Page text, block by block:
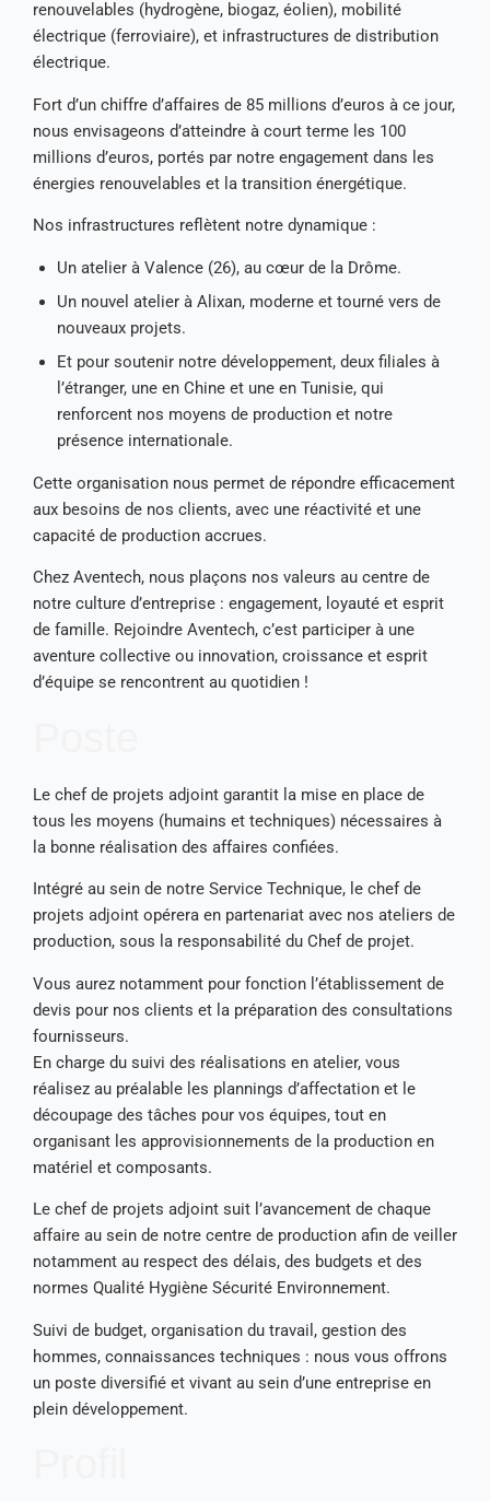
renouvelables (hydrogène, biogaz, éolien), mobilité
électrique (ferroviaire), et infrastructures de distribution
électrique.
Fort d’un chiffre d’affaires de 85 millions d’euros à ce jour,
nous envisageons d’atteindre à court terme les 100
millions d’euros, portés par notre engagement dans les
énergies renouvelables et la transition énergétique.
Nos infrastructures reflètent notre dynamique :
Un atelier à Valence (26), au cœur de la Drôme.
Un nouvel atelier à Alixan, moderne et tourné vers de
nouveaux projets.
Et pour soutenir notre développement, deux filiales à
l’étranger, une en Chine et une en Tunisie, qui
renforcent nos moyens de production et notre
présence internationale.
Cette organisation nous permet de répondre efficacement
aux besoins de nos clients, avec une réactivité et une
capacité de production accrues.
Chez Aventech, nous plaçons nos valeurs au centre de
notre culture d’entreprise : engagement, loyauté et esprit
de famille. Rejoindre Aventech, c’est participer à une
aventure collective ou innovation, croissance et esprit
d’équipe se rencontrent au quotidien !
Le chef de projets adjoint garantit la mise en place de
tous les moyens (humains et techniques) nécessaires à
la bonne réalisation des affaires confiées.
Intégré au sein de notre Service Technique, le chef de
projets adjoint opérera en partenariat avec nos ateliers de
production, sous la responsabilité du Chef de projet.
Vous aurez notamment pour fonction l’établissement de
devis pour nos clients et la préparation des consultations
fournisseurs.
En charge du suivi des réalisations en atelier, vous
réalisez au préalable les plannings d’affectation et le
découpage des tâches pour vos équipes, tout en
organisant les approvisionnements de la production en
matériel et composants.
Le chef de projets adjoint suit l’avancement de chaque
affaire au sein de notre centre de production afin de veiller
notamment au respect des délais, des budgets et des
normes Qualité Hygiène Sécurité Environnement.
Suivi de budget, organisation du travail, gestion des
hommes, connaissances techniques : nous vous offrons
un poste diversifié et vivant au sein d’une entreprise en
plein développement.